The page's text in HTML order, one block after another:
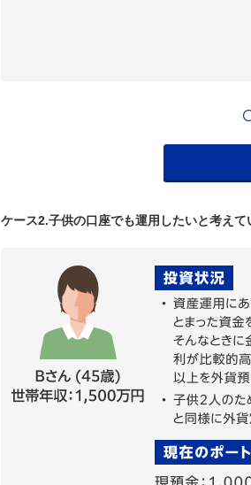
ケース2.子供の口座でも運用したいと考えて